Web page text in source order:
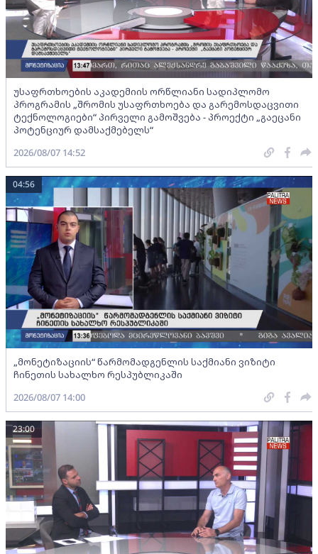
უსაფრთხოების აკადემიის ორწლიანი სადიპლომო
პროგრამის „შრომის უსაფრთხოება და გარემოსდაცვითი
ტექნოლოგიები“ პირველი გამოშვება - პროექტი „გაეცანი
პოტენციურ დამსაქმებელს“
2026/08/07 14:52
„მონეტიზაციის“ წარმომადგენლის საქმიანი ვიზიტი
ჩინეთის სახალხო რესპუბლიკაში
04:56
2026/08/07 14:00
23:00